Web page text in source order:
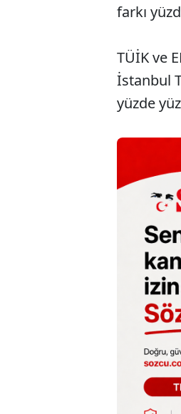
farkı
TÜİK ve
İstanbul
yüzde